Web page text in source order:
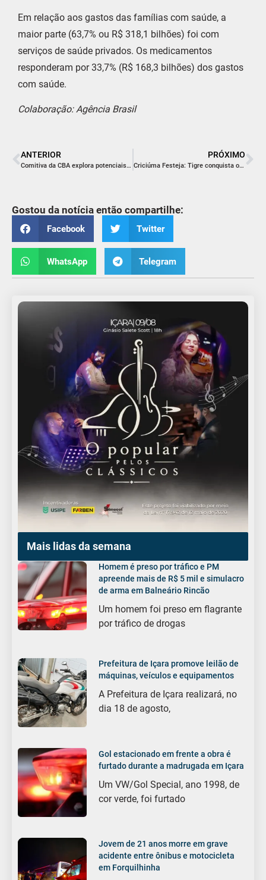
Em relação aos gastos das famílias com saúde, a
maior parte (63,7% ou R$ 318,1 bilhões) foi com
serviços de saúde privados. Os medicamentos
responderam por 33,7% (R$ 168,3 bilhões) dos gastos
com saúde.
Colaboração: Agência Brasil
ANTERIOR
Comitiva da CBA explora potenciais parcerias com a Unesc para desenvolvimento tecnológico e econômico
PRÓXIMO
Criciúma Festeja: Tigre conquista o 12º título do Campeonato Catarinense 2024
Gostou da notícia então compartilhe:
Facebook Twitter
WhatsApp Telegram
Mais lidas da semana
Homem é preso por tráfico e PM
apreende mais de R$ 5 mil e simulacro
de arma em Balneário Rincão
Um homem foi preso em flagrante
por tráfico de drogas
Prefeitura de Içara promove leilão de
máquinas, veículos e equipamentos
A Prefeitura de Içara realizará, no
dia 18 de agosto,
Gol estacionado em frente a obra é
furtado durante a madrugada em Içara
Um VW/Gol Special, ano 1998, de
cor verde, foi furtado
Jovem de 21 anos morre em grave
acidente entre ônibus e motocicleta
em Forquilhinha